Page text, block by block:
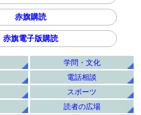
赤旗購読
赤旗電子版購読
学問・文化
電話相談
スポーツ
読者の広場